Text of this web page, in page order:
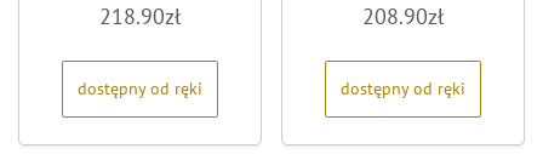
0
na
218.90zł
dostępny od ręki
0
na
208.90zł
dostępny od ręki